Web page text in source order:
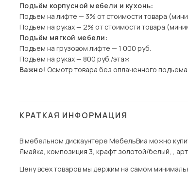
Подъём корпусной мебели и кухонь:
Подъем на лифте — 3% от стоимости товара
Подъем на руках — 2% от стоимости товара
Подъём мягкой мебели:
Подъем на грузовом лифте — 1 000 руб.
Подъем на руках — 800 руб./этаж
Важно! Осмотр товара без оплаченного
КРАТКАЯ ИНФОРМАЦИЯ
В мебельном дискаунтере МебельВиа можно
Ямайка, композиция 3, крафт золотой/белый, ,
Цену всех товаров мы держим на самом